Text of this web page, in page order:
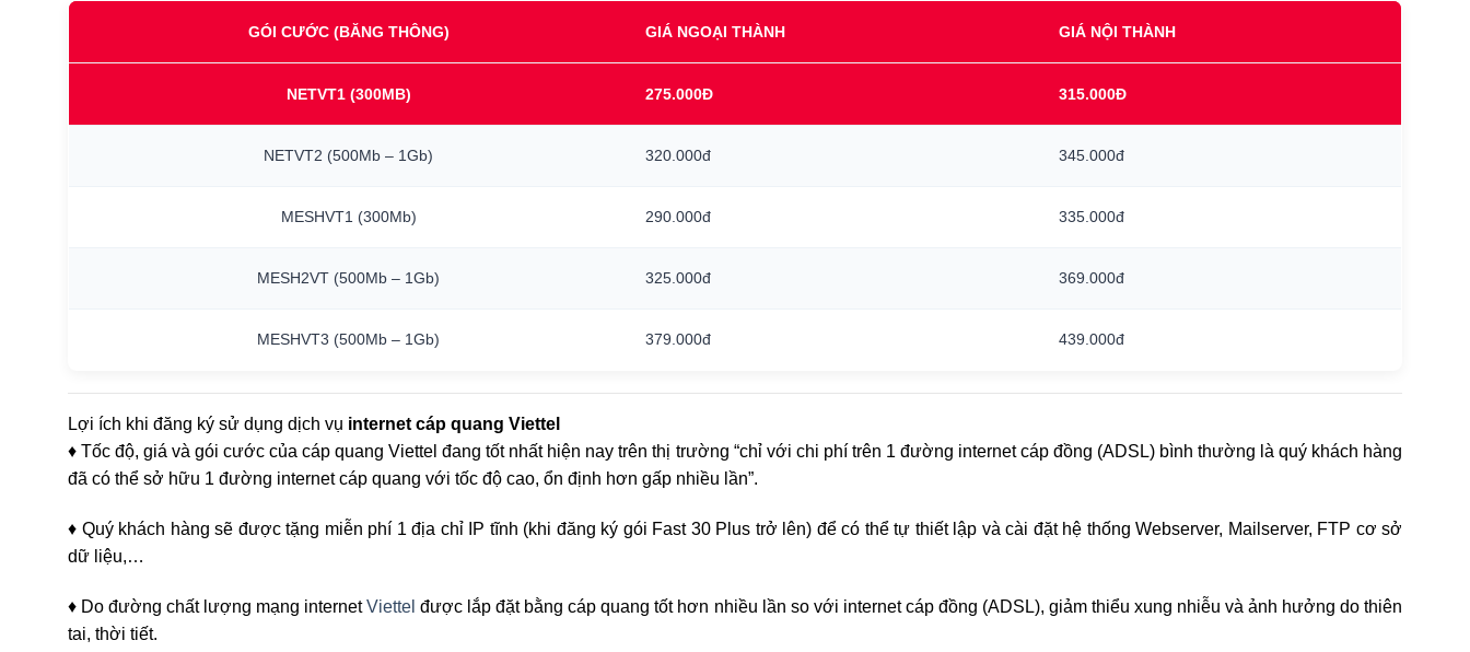
GÓI CƯỚC (BĂNG THÔNG) GIÁ NGOẠI THÀNH GIÁ NỘI THÀNH
NETVT1 (300MB) 275.000Đ 315.000Đ
NETVT2 (500Mb – 1Gb) 320.000đ 345.000đ
MESHVT1 (300Mb) 290.000đ 335.000đ
MESH2VT (500Mb – 1Gb) 325.000đ 369.000đ
MESHVT3 (500Mb – 1Gb) 379.000đ 439.000đ
Lợi ích khi đăng ký sử dụng dịch vụ internet cáp quang Viettel
♦ Tốc độ, giá và gói cước của cáp quang Viettel đang tốt nhất hiện nay trên thị trường “chỉ với chi phí trên 1 đường internet cáp đồng (ADSL) bình thường là quý khách hàng
đã có thể sở hữu 1 đường internet cáp quang với tốc độ cao, ổn định hơn gấp nhiều lần”.
♦ Quý khách hàng sẽ được tặng miễn phí 1 địa chỉ IP tĩnh (khi đăng ký gói Fast 30 Plus trở lên) để có thể tự thiết lập và cài đặt hệ thống Webserver, Mailserver, FTP cơ sở
dữ liệu,…
♦ Do đường chất lượng mạng internetViettel được lắp đặt bằng cáp quang tốt hơn nhiều lần so với internet cáp đồng (ADSL), giảm thiểu xung nhiễu và ảnh hưởng do thiên
tai, thời tiết.